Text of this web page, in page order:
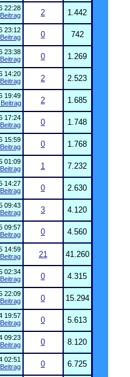
22:28
2
1.442
23:12
0
742
23:38
0
1.269
14:20
2
2.523
19:49
2
1.685
17:24
0
1.748
15:59
0
1.768
01:09
1
7.232
14:27
0
2.630
09:43
3
4.120
09:57
0
4.560
14:59
21
41.260
02:34
0
4.315
22:09
0
15.294
19:57
0
5.613
09:23
0
8.120
02:51
0
6.725